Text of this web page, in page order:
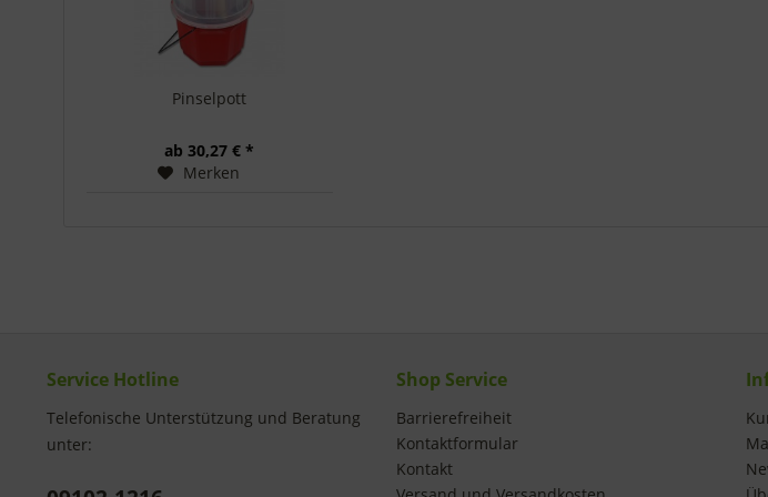
Pinselpott
ab 30,27 € *
Merken
Service Hotline
Telefonische Unterstützung und Beratung
unter:
Shop Service
Barrierefreiheit
Kontaktformular
Kontakt